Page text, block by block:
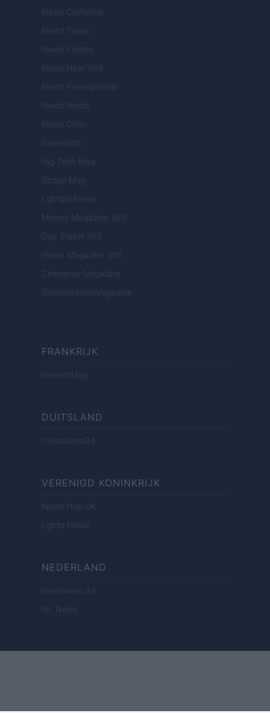
Newz California
Newz Texas
Newz Florida
Newz New York
Newz Pennsylvania
Newz Illinois
Newz Ohio
Gameland
Hig Tech Mag
Scoop Mag
Lgbtqia News
Motors Magazine 365
Day Travel 365
Home Magazine 365
Cineverse Magazine
SecondHomeMagazine
FRANKRIJK
InvestirMag
DUITSLAND
Investieren24
VERENIGD KONINKRIJK
News Hub UK
Lgbtq News
NEDERLAND
Investeren 24
NL Newz